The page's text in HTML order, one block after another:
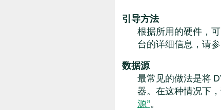
引导方法
根据所用的硬件，
台的详细信息，请
数据源
最常见的做法是将
器。在这种情况下
源”。